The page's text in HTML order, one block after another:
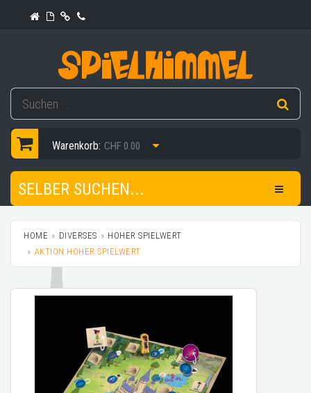
Warenkorb: CHF 0.00
SELBER SUCHEN...
HOME DIVERSES
HOHER SPIELWERT
AKTION HOHER SPIELWERT